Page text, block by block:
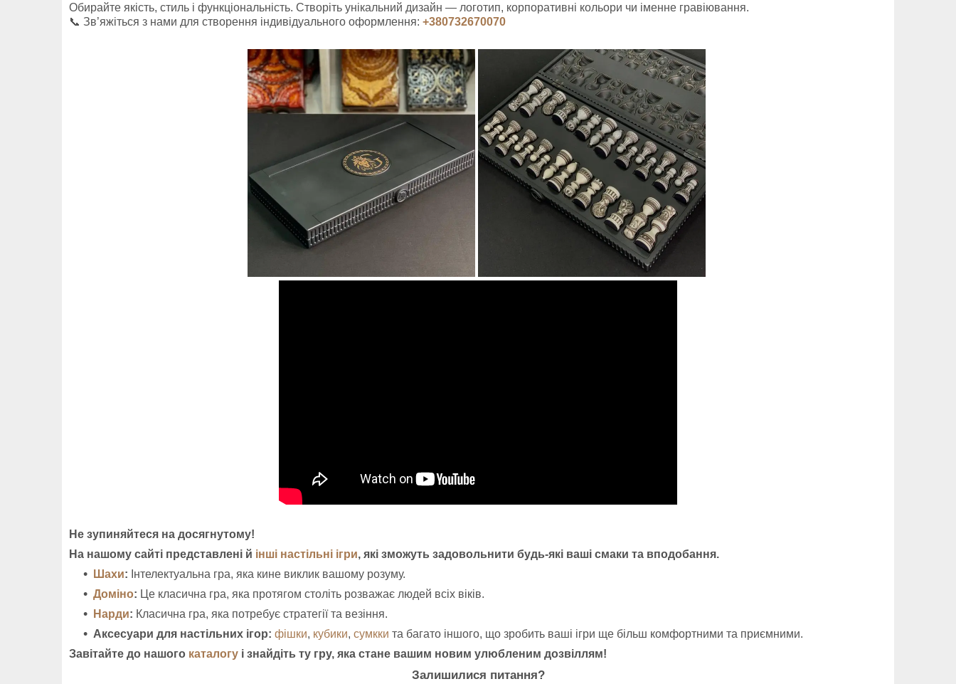
Обирайте якість, стиль і функціональність. Створіть унікальний дизайн — логотип, корпоративні кольори чи іменне гравіювання.
📞 Зв’яжіться з нами для створення індивідуального оформлення: +380732670070
Не зупиняйтеся на досягнутому!
На нашому сайті представлені й інші настільні ігри, які зможуть задовольнити будь-які ваші смаки та вподобання.
Шахи: Інтелектуальна гра, яка кине виклик вашому розуму.
Доміно: Це класична гра, яка протягом століть розважає людей всіх віків.
Нарди: Класична гра, яка потребує стратегії та везіння.
Аксесуари для настільних ігор: фішки, кубики, сумкки та багато іншого, що зробить ваші ігри ще більш комфортними та приємними.
Завітайте до нашого каталогу і знайдіть ту гру, яка стане вашим новим улюбленим дозвіллям!
Залишилися питання?